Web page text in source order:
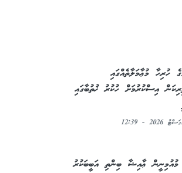
ހުރިހާ މުޢާމަލާތެއްގައި
އިސްކުރުމަށް ހުކުރު ޚުތުބާގައި
މުއުމިނީން ޢާއިޝާ ބިންތި އަބީބަކުރު